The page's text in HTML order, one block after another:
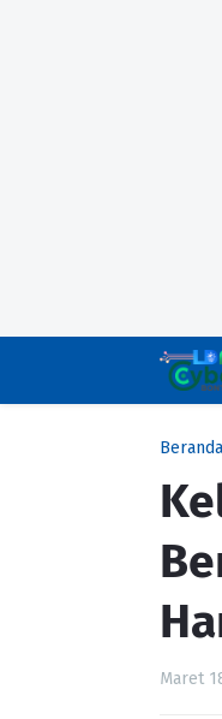
Beranda
Maret